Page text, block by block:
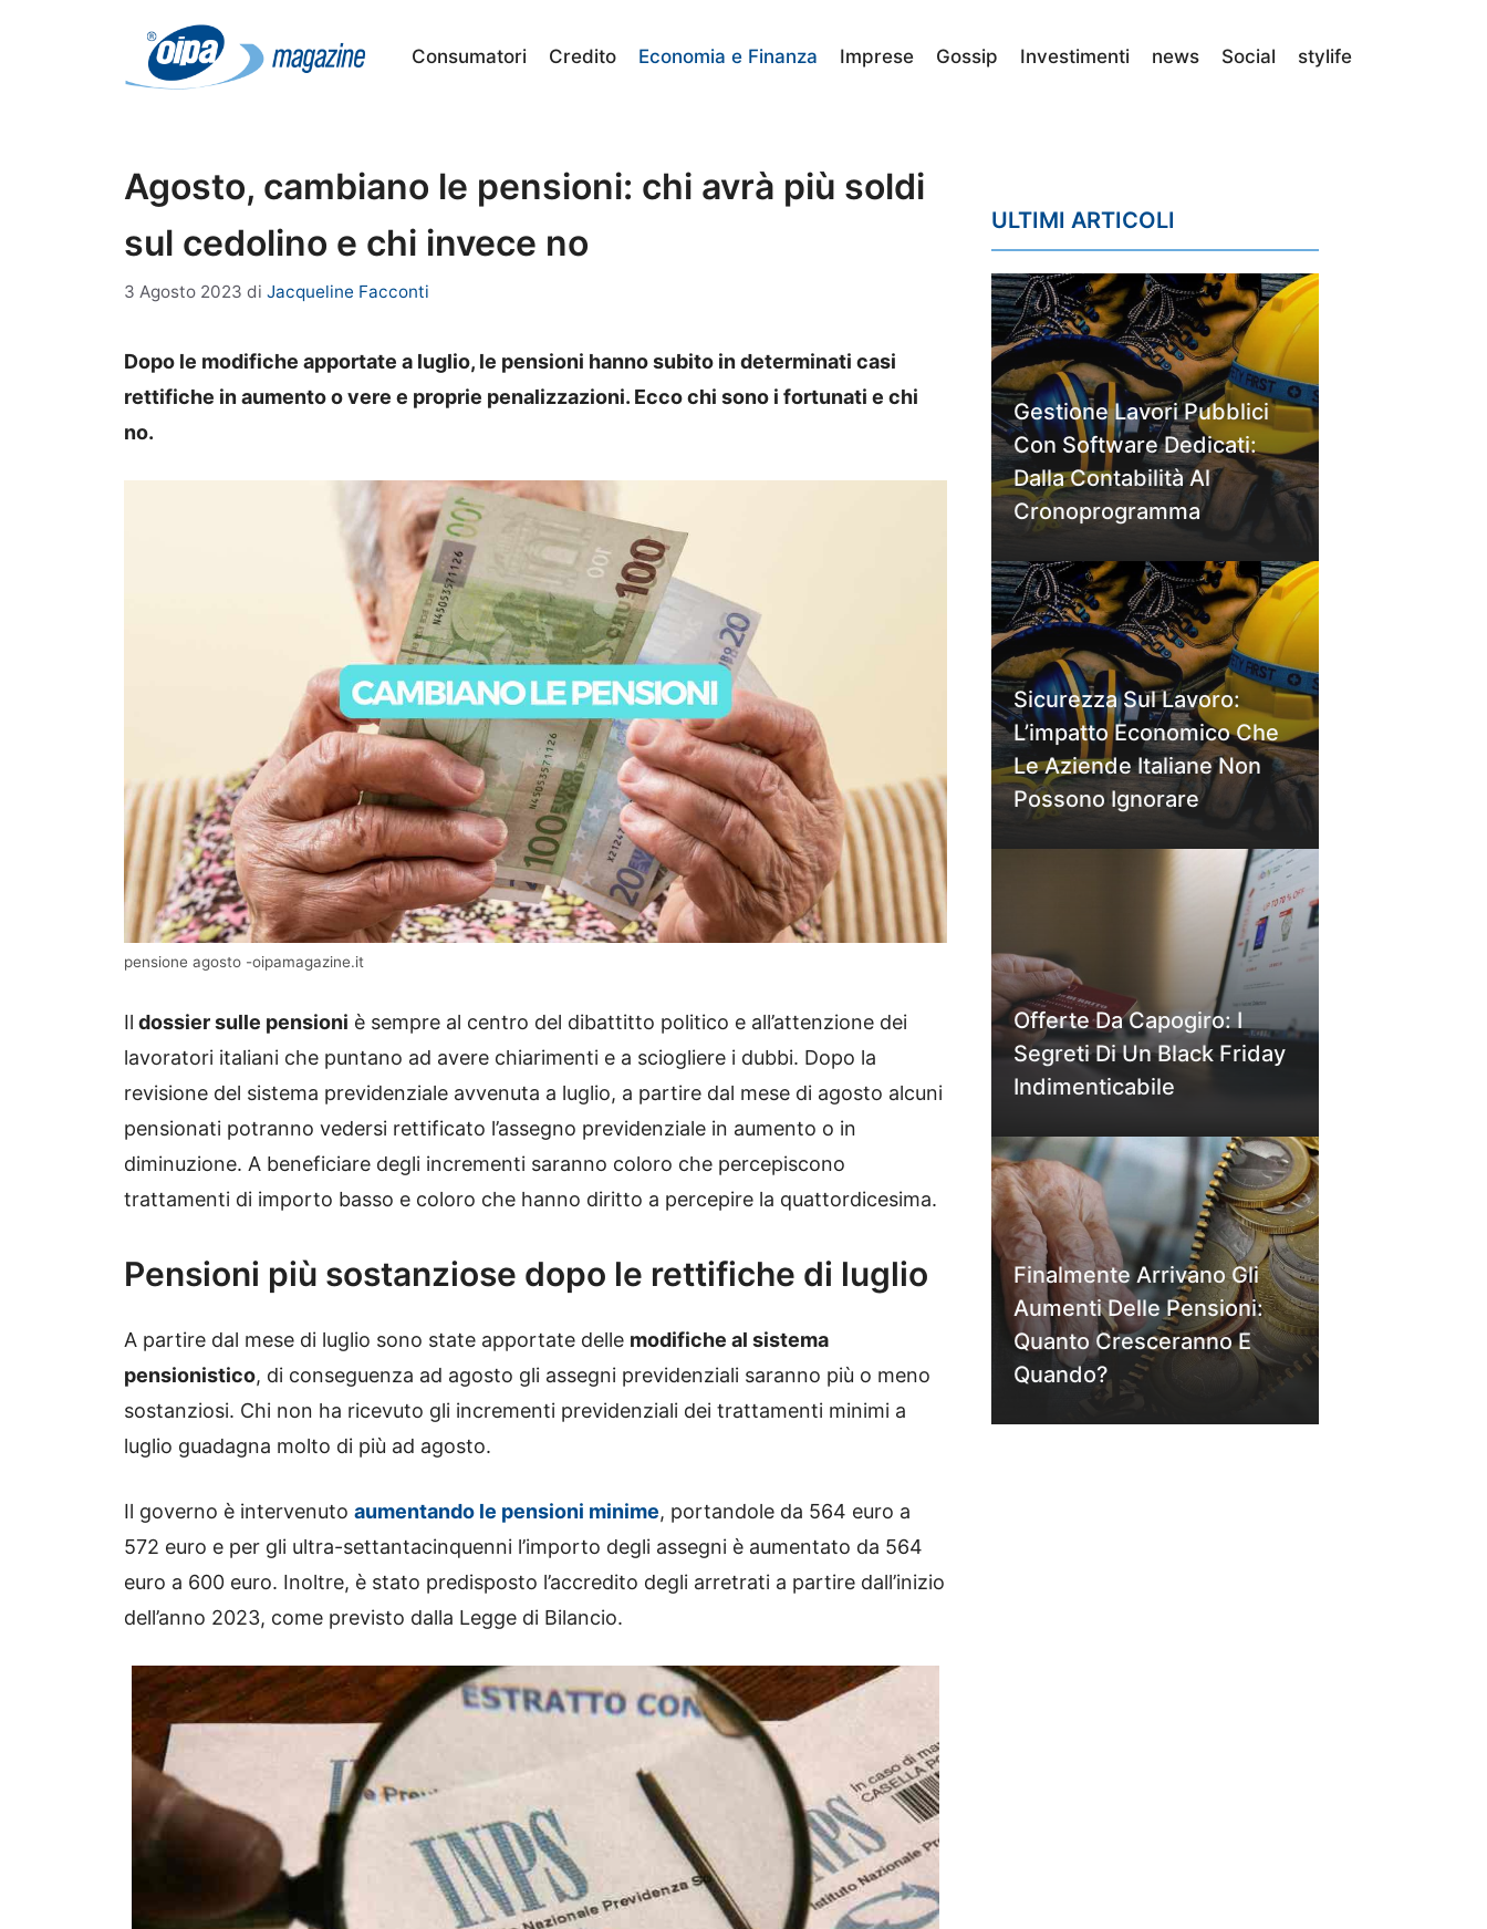
Consumatori Credito Economia e Finanza Imprese Gossip Investimenti news Social stylife
Agosto, cambiano le pensioni: chi avrà più soldi
sul cedolino e chi invece no
3 Agosto 2023 di Jacqueline Facconti
Dopo le modifiche apportate a luglio, le pensioni hanno subito in determinati casi
rettifiche in aumento o vere e proprie penalizzazioni. Ecco chi sono i fortunati e chi
no.
pensione agosto -oipamagazine.it
Il dossier sulle pensioni è sempre al centro del dibattitto politico e all’attenzione dei
lavoratori italiani che puntano ad avere chiarimenti e a sciogliere i dubbi. Dopo la
revisione del sistema previdenziale avvenuta a luglio, a partire dal mese di agosto alcuni
pensionati potranno vedersi rettificato l’assegno previdenziale in aumento o in
diminuzione. A beneficiare degli incrementi saranno coloro che percepiscono
trattamenti di importo basso e coloro che hanno diritto a percepire la quattordicesima.
Pensioni più sostanziose dopo le rettifiche di luglio
A partire dal mese di luglio sono state apportate delle modifiche al sistema
pensionistico, di conseguenza ad agosto gli assegni previdenziali saranno più o meno
sostanziosi. Chi non ha ricevuto gli incrementi previdenziali dei trattamenti minimi a
luglio guadagna molto di più ad agosto.
Il governo è intervenuto aumentando le pensioni minime, portandole da 564 euro a
572 euro e per gli ultra-settantacinquenni l’importo degli assegni è aumentato da 564
euro a 600 euro. Inoltre, è stato predisposto l’accredito degli arretrati a partire dall’inizio
dell’anno 2023, come previsto dalla Legge di Bilancio.
ULTIMI ARTICOLI
Gestione Lavori Pubblici
Con Software Dedicati:
Dalla Contabilità Al
Cronoprogramma
Sicurezza Sul Lavoro:
L’impatto Economico Che
Le Aziende Italiane Non
Possono Ignorare
Offerte Da Capogiro: I
Segreti Di Un Black Friday
Indimenticabile
Finalmente Arrivano Gli
Aumenti Delle Pensioni:
Quanto Cresceranno E
Quando?